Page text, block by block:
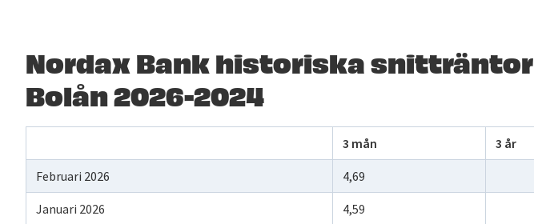
Nordax Bank historiska snitträntor
Bolån 2026-2024
3 mån 3 år
Februari 2026 4,69
Januari 2026 4,59